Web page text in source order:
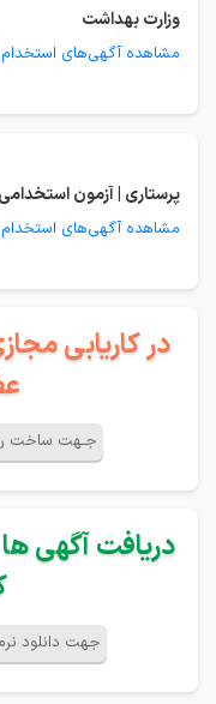
وزارت بهداشت
مشاهده آگهی‌های استخدام
پرستاری | آزمون
مشاهده آگهی‌های استخدام
در کاریابی
جـهت ساخت
دریافت آگهی ها
جهت دانلود